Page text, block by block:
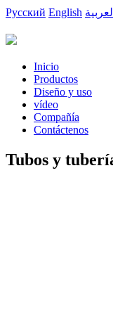
Русский English العربية
Inicio
Productos
Diseño y uso
vídeo
Compañía
Contáctenos
Tubos y